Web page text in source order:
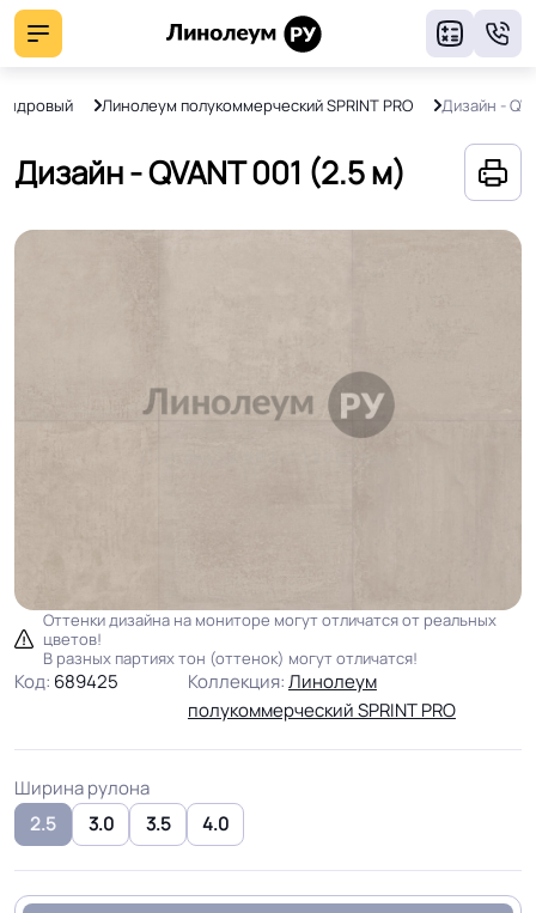
Линолеум полукоммерческий SPRINT PRO Дизайн -
Дизайн - QVANT 001 (2.5 м)
Оттенки дизайна на мониторе могут отличатся от реальных
цветов!
В разных партиях тон (оттенок) могут отличатся!
Код: 689425 Коллекция:Линолеум
полукоммерческий SPRINT PRO
Ширина рулона
2.5
3.0 3.5 4.0